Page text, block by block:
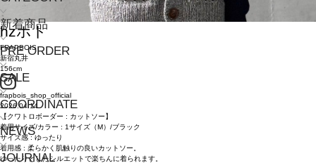
新着商品
PRE ORDER
SALE
COORDINATE
NEWS
JOURNAL
hzホト
FRAPBOIS
新宿丸井
156cm
frapbois_shop_official
2026.04.14
【クワトロボーダー : カットソー】
着用サイズ/カラー : 1サイズ（M）/ブラック
サイズ感 : ゆったり
着用感 : 柔らかく肌触りの良いカットソー。
ゆったりとしたシルエットで楽ちんに着られます。